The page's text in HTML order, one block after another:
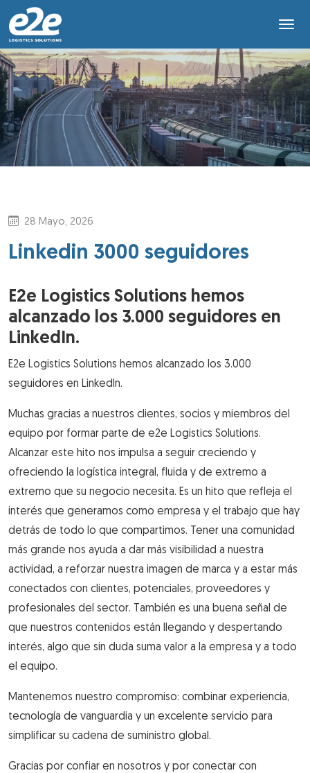
28 Mayo, 2026
Linkedin 3000 seguidores
E2e Logistics Solutions hemos
alcanzado los 3.000 seguidores en
LinkedIn.
E2e Logistics Solutions hemos alcanzado los 3.000
seguidores en LinkedIn.
Muchas gracias a nuestros clientes, socios y miembros del
equipo por formar parte de e2e Logistics Solutions.
Alcanzar este hito nos impulsa a seguir creciendo y
ofreciendo la logística integral, fluida y de extremo a
extremo que su negocio necesita. Es un hito que refleja el
interés que generamos como empresa y el trabajo que hay
detrás de todo lo que compartimos. Tener una comunidad
más grande nos ayuda a dar más visibilidad a nuestra
actividad, a reforzar nuestra imagen de marca y a estar más
conectados con clientes, potenciales, proveedores y
profesionales del sector. También es una buena señal de
que nuestros contenidos están llegando y despertando
interés, algo que sin duda suma valor a la empresa y a todo
el equipo.
Mantenemos nuestro compromiso: combinar experiencia,
tecnología de vanguardia y un excelente servicio para
simplificar su cadena de suministro global.
Gracias por confiar en nosotros y por conectar con